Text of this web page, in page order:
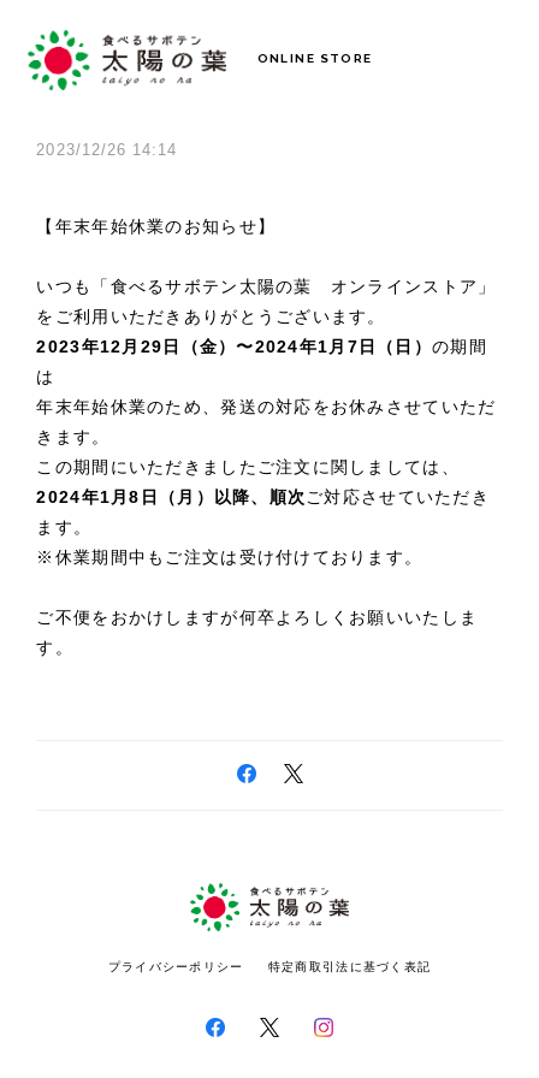
ONLINE STORE
2023/12/26 14:14
【年末年始休業のお知らせ】
いつも「食べるサボテン太陽の葉 オンラインストア」
をご利用いただきありがとうございます。
2023年12月29日（金）〜2024年1月7日（日）の期間
は
年末年始休業のため、発送の対応をお休みさせていただ
きます。
この期間にいただきましたご注文に関しましては、
2024年1月8日（月）以降、順次 ご対応させていただき
ます。
※休業期間中もご注文は受け付けております。
ご不便をおかけしますが何卒よろしくお願いいたしま
す。
プライバシーポリシー 特定商取引法に基づく表記